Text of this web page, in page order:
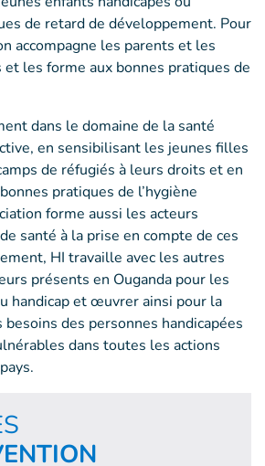
de retard de développement. Pour
accompagne les parents et les
et les forme aux bonnes pratiques de
dans le domaine de la santé
en sensibilisant les jeunes filles
de réfugiés à leurs droits et en
pratiques de l’hygiène
forme aussi les acteurs
santé à la prise en compte de ces
HI travaille avec les autres
présents en Ouganda pour les
handicap et œuvrer ainsi pour la
des personnes handicapées
dans toutes les actions